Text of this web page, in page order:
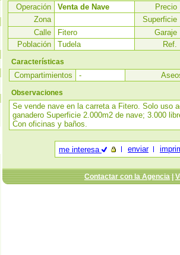
Operación Venta de Nave
Precio
Zona
Superficie
Calle
Fitero
Garaje
Población
Tudela Ref.
Características
Compartimientos -
Observaciones
Se vende nave en la carreta a Fitero. Solo uso
ganadero Superficie 2.000m2 de nave; 3.000
Con oficinas y baños.
me interesa enviar
Contactar con la Agencia|